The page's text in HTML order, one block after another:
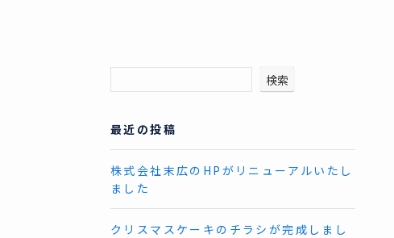
検索
最近の投稿
株式会社末広のHPがリニューアルいたし
ました
クリスマスケーキのチラシが完成しまし